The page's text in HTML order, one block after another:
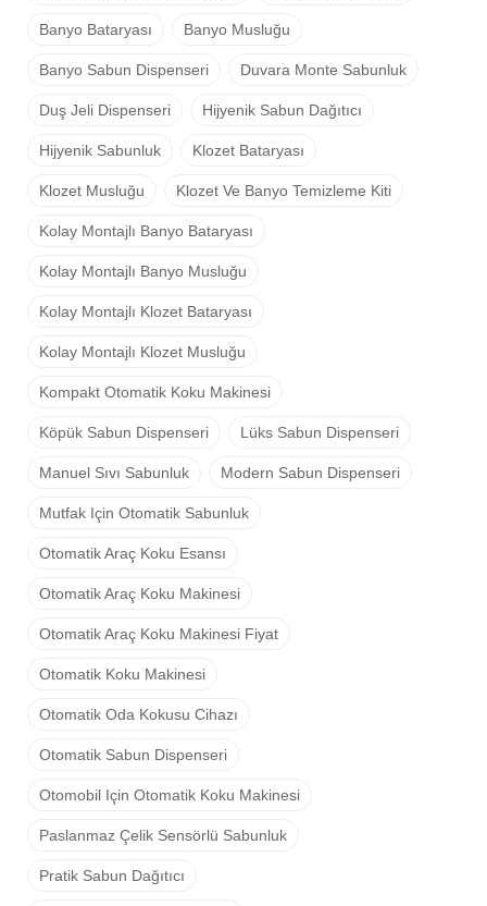
Banyo Bataryası Banyo Musluğu
Banyo Sabun Dispenseri Duvara Monte Sabunluk
Duş Jeli Dispenseri Hijyenik Sabun Dağıtıcı
Hijyenik Sabunluk Klozet Bataryası
Klozet Musluğu Klozet Ve Banyo Temizleme Kiti
Kolay Montajlı Banyo Bataryası
Kolay Montajlı Banyo Musluğu
Kolay Montajlı Klozet Bataryası
Kolay Montajlı Klozet Musluğu
Kompakt Otomatik Koku Makinesi
Köpük Sabun Dispenseri Lüks Sabun Dispenseri
Manuel Sıvı Sabunluk Modern Sabun Dispenseri
Mutfak Için Otomatik Sabunluk
Otomatik Araç Koku Esansı
Otomatik Araç Koku Makinesi
Otomatik Araç Koku Makinesi Fiyat
Otomatik Koku Makinesi
Otomatik Oda Kokusu Cihazı
Otomatik Sabun Dispenseri
Otomobil Için Otomatik Koku Makinesi
Paslanmaz Çelik Sensörlü Sabunluk
Pratik Sabun Dağıtıcı